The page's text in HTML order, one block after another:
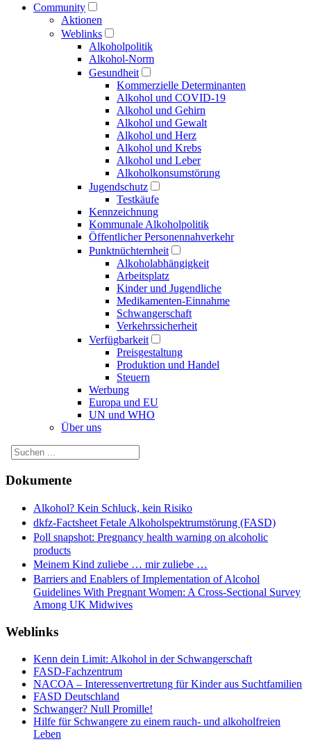
Community
Aktionen
Weblinks
Alkoholpolitik
Alkohol-Norm
Gesundheit
Kommerzielle Determinanten
Alkohol und COVID-19
Alkohol und Gehirn
Alkohol und Gewalt
Alkohol und Herz
Alkohol und Krebs
Alkohol und Leber
Alkoholkonsumstörung
Jugendschutz
Testkäufe
Kennzeichnung
Kommunale Alkoholpolitik
Öffentlicher Personennahverkehr
Punktnüchternheit
Alkoholabhängigkeit
Arbeitsplatz
Kinder und Jugendliche
Medikamenten-Einnahme
Schwangerschaft
Verkehrssicherheit
Verfügbarkeit
Preisgestaltung
Produktion und Handel
Steuern
Werbung
Europa und EU
UN und WHO
Über uns
Dokumente
Alkohol? Kein Schluck, kein Risiko
dkfz-Factsheet Fetale Alkoholspektrumstörung (FASD)
Poll snapshot: Pregnancy health warning on alcoholic
products
Meinem Kind zuliebe … mir zuliebe …
Barriers and Enablers of Implementation of Alcohol
Guidelines With Pregnant Women: A Cross-Sectional Survey
Among UK Midwives
Weblinks
Kenn dein Limit: Alkohol in der Schwangerschaft
FASD-Fachzentrum
NACOA – Interessenvertretung für Kinder aus Suchtfamilien
FASD Deutschland
Schwanger? Null Promille!
Hilfe für Schwangere zu einem rauch- und alkoholfreien
Leben